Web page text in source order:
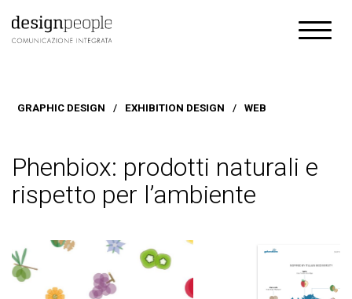
GRAPHIC DESIGN / EXHIBITION DESIGN / WEB
Phenbiox: prodotti naturali e
rispetto per l’ambiente